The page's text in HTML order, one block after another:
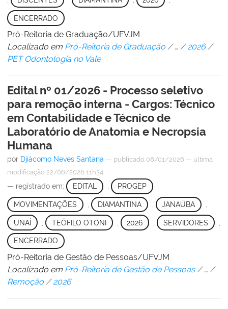
ENCERRADO
Pró-Reitoria de Graduação/UFVJM
Localizado em Pró-Reitoria de Graduação /… /2026 /
PET Odontologia no Vale
Edital nº 01/2026 - Processo seletivo
para remoção interna - Cargos: Técnico
em Contabilidade e Técnico de
Laboratório de Anatomia e Necropsia
Humana
por Djiácomo Neves Santana — publicado 08/01/2026 — última
modificação 22/06/2026 11h34
— registrado em: EDITAL , PROGEP ,
MOVIMENTAÇÕES DIAMANTINA JANAÚBA
UNAÍ TEÓFILO OTONI 2026 , SERVIDORES
ENCERRADO
Pró-Reitoria de Gestão de Pessoas/UFVJM
Localizado em Pró-Reitoria de Gestão de Pessoas /… /
Remoção /2026